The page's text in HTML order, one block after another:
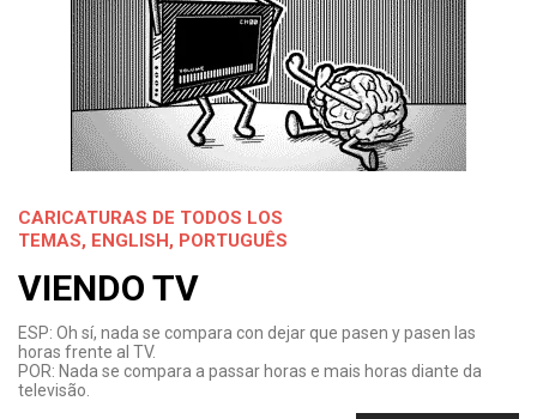
CARICATURAS DE TODOS LOS
TEMAS, ENGLISH, PORTUGUÊS
VIENDO TV
ESP: Oh sí, nada se compara con dejar que pasen y pasen las
horas frente al TV.
POR: Nada se compara a passar horas e mais horas diante da
televisão.